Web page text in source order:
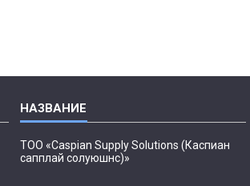
ТОО «Caspian Supply Solutions (Каспиан
сапплай солуюшнс)»